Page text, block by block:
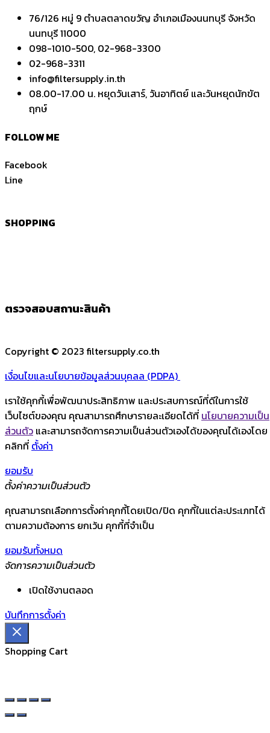
76/126 หมู่ 9 ตำบลตลาดขวัญ อำเภอเมืองนนทบุรี จังหวัด
นนทบุรี 11000
098-1010-500, 02-968-3300
02-968-3311
info@filtersupply.in.th
08.00-17.00 น. หยุดวันเสาร์, วันอาทิตย์ และวันหยุดนักขัต
ฤกษ์
FOLLOW ME
Facebook
Line
SHOPPING
ตรวจสอบสถานะสินค้า
Copyright © 2023 filtersupply.co.th
เงื่อนไขและนโยบายข้อมูลส่วนบุคลล (PDPA)
เราใช้คุกกี้เพื่อพัฒนาประสิทธิภาพ และประสบการณ์ที่ดีในการใช้
เว็บไซต์ของคุณ คุณสามารถศึกษารายละเอียดได้ที่ นโยบายความเป็น
ส่วนตัว และสามารถจัดการความเป็นส่วนตัวเองได้ของคุณได้เองโดย
คลิกที่ ตั้งค่า
ยอมรับ
ตั้งค่าความเป็นส่วนตัว
คุณสามารถเลือกการตั้งค่าคุกกี้โดยเปิด/ปิด คุกกี้ในแต่ละประเภทได้
ตามความต้องการ ยกเว้น คุกกี้ที่จำเป็น
ยอมรับทั้งหมด
จัดการความเป็นส่วนตัว
เปิดใช้งานตลอด
บันทึกการตั้งค่า
Shopping Cart